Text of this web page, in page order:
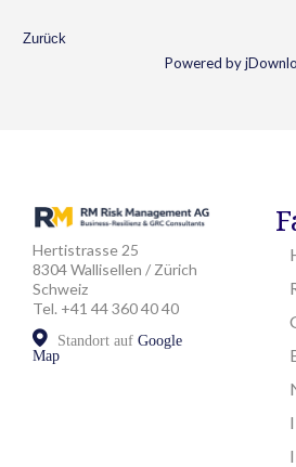
Zurück
Powered by
Hertistrasse 25
8304 Wallisellen / Zürich
Schweiz
Tel. +41 44 360 40 40
Standort auf Google
Map